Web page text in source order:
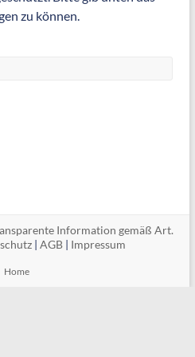
zu können.
Information gemäß Art.
| AGB| Impressum
Home